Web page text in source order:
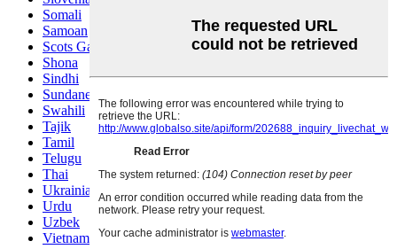
Somali
Samoan
Scots Gaelic
Shona
Sindhi
Sundanese
Swahili
Tajik
Tamil
Telugu
Thai
Ukrainian
Urdu
Uzbek
Vietnamese